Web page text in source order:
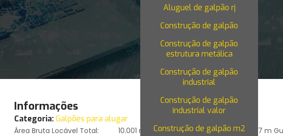
Aluguel de galpão rj
Construção de galpão
Construção de galpão
estrutura metálica
Construção de galpão
industrial
Construção de galpão
industrial valor
Construção de galpão m2
Informações
Categoria:Galpões para alugar
Área Bruta Locável Total: 10.001 m² Pé direito: 7 m